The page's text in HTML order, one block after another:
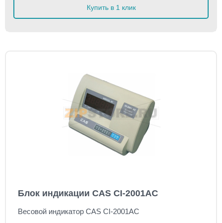
Купить в 1 клик
Блок индикации CAS CI-2001AC
Весовой индикатор CAS CI-2001AC